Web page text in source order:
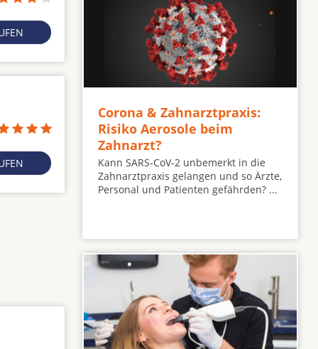
Corona & Zahnarztpraxis:
Risiko Aerosole beim
Zahnarzt?
Kann SARS-CoV-2 unbemerkt in die
Zahnarztpraxis gelangen und so Ärzte,
Personal und Patienten gefährden? ...